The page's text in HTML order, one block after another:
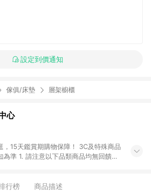
設定到價通知
傢俱/床墊 層架櫥櫃
心
，15天鑑賞期購物保障！ 3C及特殊商品
均無回饋：
/拍立得 [2024/6/1起適用] -內接硬
行榜 商品描述